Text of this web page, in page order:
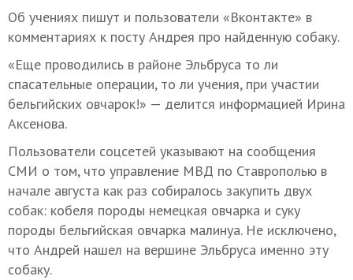
Об учениях пишут и пользователи «Вконтакте» в
комментариях к посту Андрея про найденную собаку.
«Еще проводились в районе Эльбруса то ли
спасательные операции, то ли учения, при участии
бельгийских овчарок!» — делится информацией Ирина
Аксенова.
Пользователи соцсетей указывают на сообщения
СМИ о том, что управление МВД по Ставрополью в
начале августа как раз собиралось закупить двух
собак: кобеля породы немецкая овчарка и суку
породы бельгийская овчарка малинуа. Не исключено,
что Андрей нашел на вершине Эльбруса именно эту
собаку.